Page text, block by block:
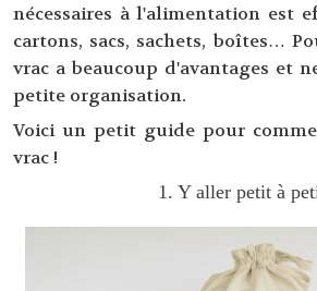
nécessaires à l'alimentation est
cartons, sacs, sachets, boîtes…
vrac a beaucoup d'avantages et
petite organisation.
Voici un petit guide pour
vrac !
1. Y aller petit à